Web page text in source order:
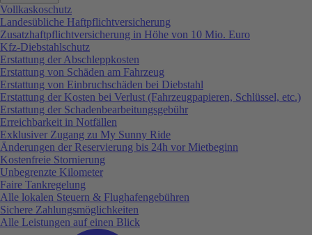
Vollkaskoschutz
Landesübliche Haftpflichtversicherung
Zusatzhaftpflichtversicherung in Höhe von 10 Mio. Euro
Kfz-Diebstahlschutz
Erstattung der Abschleppkosten
Erstattung von Schäden am Fahrzeug
Erstattung von Einbruchschäden bei Diebstahl
Erstattung der Kosten bei Verlust (Fahrzeugpapieren, Schlüssel, etc.)
Erstattung der Schadenbearbeitungsgebühr
Erreichbarkeit in Notfällen
Exklusiver Zugang zu My Sunny Ride
Änderungen der Reservierung bis 24h vor Mietbeginn
Kostenfreie Stornierung
Unbegrenzte Kilometer
Faire Tankregelung
Alle lokalen Steuern & Flughafengebühren
Sichere Zahlungsmöglichkeiten
Alle Leistungen auf einen Blick